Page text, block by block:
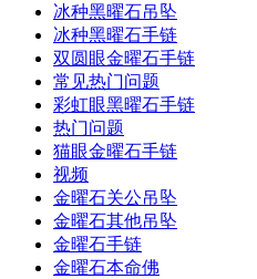
冰种黑曜石吊坠
冰种黑曜石手链
双圆眼金曜石手链
常见热门问题
彩虹眼黑曜石手链
热门问题
猫眼金曜石手链
视频
金曜石关公吊坠
金曜石其他吊坠
金曜石手链
金曜石本命佛